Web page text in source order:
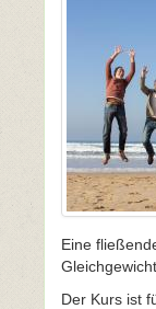
Eine
Der Kurs ist